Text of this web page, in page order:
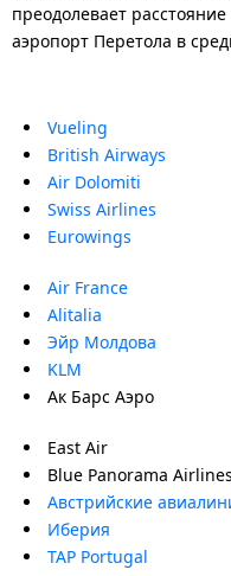
преодолевает
аэропорт Перетола в
Vueling
British Airways
Air Dolomiti
Swiss Airlines
Eurowings
Air France
Alitalia
Эйр Молдова
KLM
Ак Барс Аэро
East Air
Blue Panorama Airlines
Австрийские
Иберия
TAP Portugal